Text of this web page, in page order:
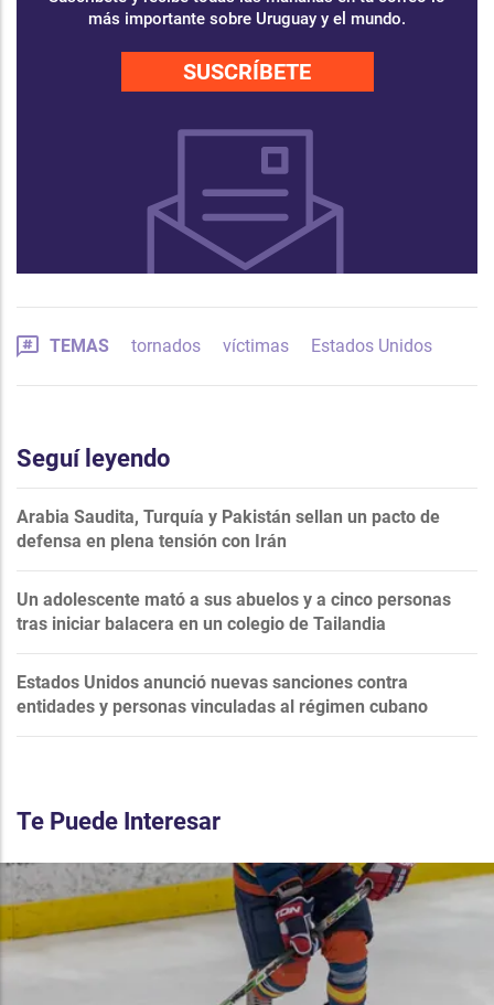
más importante sobre Uruguay y el mundo.
SUSCRÍBETE
TEMAS tornados víctimas Estados Unidos
Seguí leyendo
Arabia Saudita, Turquía y Pakistán sellan un pacto de
defensa en plena tensión con Irán
Un adolescente mató a sus abuelos y a cinco personas
tras iniciar balacera en un colegio de Tailandia
Estados Unidos anunció nuevas sanciones contra
entidades y personas vinculadas al régimen cubano
Te Puede Interesar